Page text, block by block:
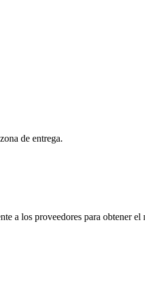
de entrega.
a los proveedores para obtener el